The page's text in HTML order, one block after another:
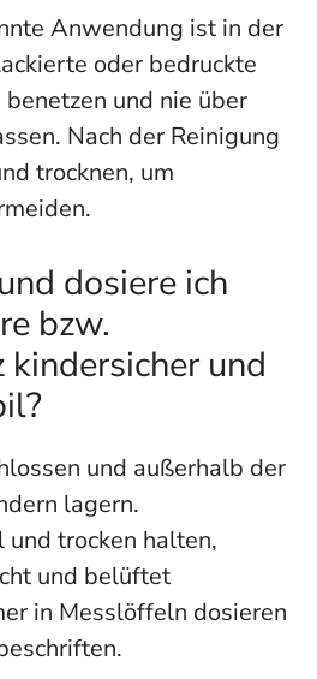
Anwendung ist in der
oder bedruckte
und nie über
Nach der Reinigung
trocknen, um
dosiere ich
bzw.
kindersicher und
und außerhalb der
lagern.
und trocken halten,
und belüftet
in Messlöffeln dosieren